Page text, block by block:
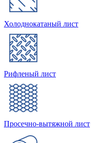
Холоднокатаный лист
Рифленый лист
Просечно-вытяжной лист